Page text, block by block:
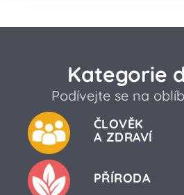
Kategorie
Podívejte se na
ČLOVĚK
A ZDRAVÍ
PŘÍRODA